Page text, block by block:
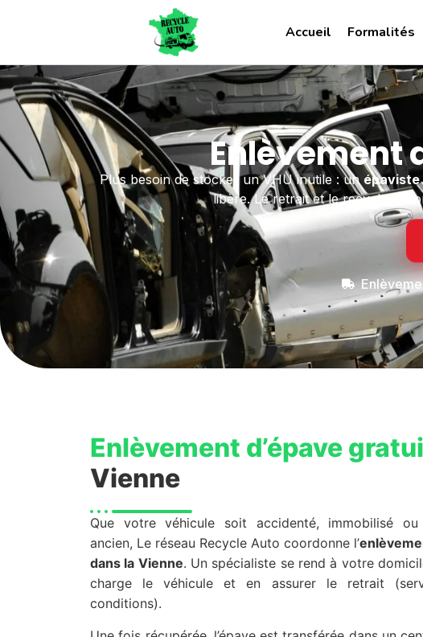
Accueil Formalités
Enlèvement
Plus besoin de stocker un VHU inutile : un épaviste
libère. Le retrait et le recyclage
Enlèvement d’épave
Vienne
Que votre véhicule soit accidenté, immobilisé
ancien, Le réseau Recycle Auto coordonne l’
dans la Vienne. Un spécialiste se rend à votre
charge le véhicule et en assurer le retrait
conditions).